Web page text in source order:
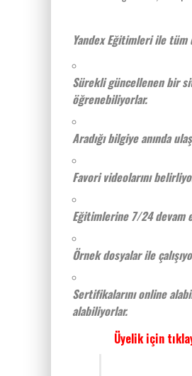
Yandex Eğitimleri ile
Sürekli güncellenen bir
öğrenebiliyorlar.
Aradığı bilgiye anında
Favori videolarını
Eğitimlerine 7/24 devam
Örnek dosyalar ile
Sertifikalarını online
alabiliyorlar.
Üyelik için